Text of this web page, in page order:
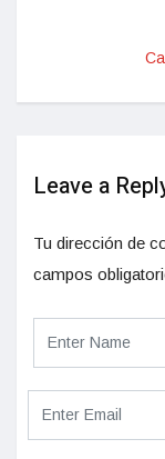
Leave a
Tu dirección de
campos